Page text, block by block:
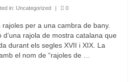
in: Uncategorized 0
per a una cambra de bany.
d’una rajola de mostra catalana que
durant els segles XVII i XIX. La
el nom de “rajoles de …